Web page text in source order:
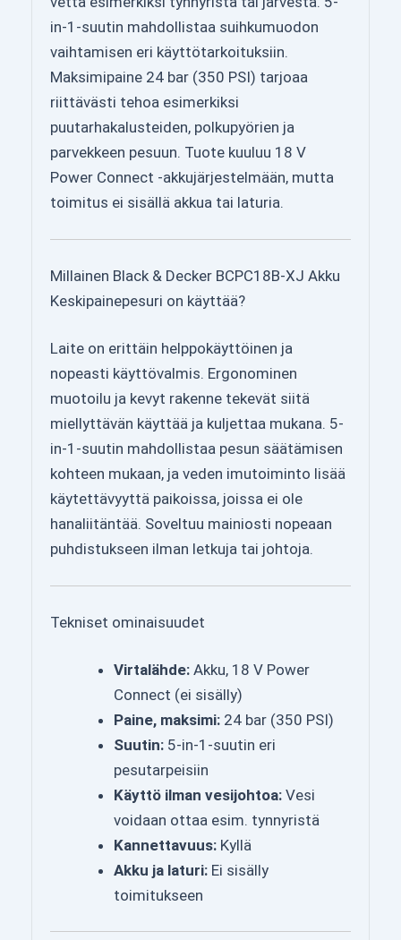
in-1-suutin mahdollistaa suihkumuodon
vaihtamisen eri käyttötarkoituksiin.
Maksimipaine 24 bar (350 PSI) tarjoaa
riittävästi tehoa esimerkiksi
puutarhakalusteiden, polkupyörien ja
parvekkeen pesuun. Tuote kuuluu 18 V
Power Connect -akkujärjestelmään, mutta
toimitus ei sisällä akkua tai laturia.
Millainen Black & Decker BCPC18B-XJ Akku
Keskipainepesuri on käyttää?
Laite on erittäin helppokäyttöinen ja
nopeasti käyttövalmis. Ergonominen
muotoilu ja kevyt rakenne tekevät siitä
miellyttävän käyttää ja kuljettaa mukana. 5-
in-1-suutin mahdollistaa pesun säätämisen
kohteen mukaan, ja veden imutoiminto lisää
käytettävyyttä paikoissa, joissa ei ole
hanaliitäntää. Soveltuu mainiosti nopeaan
puhdistukseen ilman letkuja tai johtoja.
Tekniset ominaisuudet
Virtalähde: Akku, 18 V Power
Connect (ei sisälly)
Paine, maksimi: 24 bar (350 PSI)
Suutin: 5-in-1-suutin eri
pesutarpeisiin
Käyttö ilman vesijohtoa: Vesi
voidaan ottaa esim. tynnyristä
Kannettavuus: Kyllä
Akku ja laturi: Ei sisälly
toimitukseen